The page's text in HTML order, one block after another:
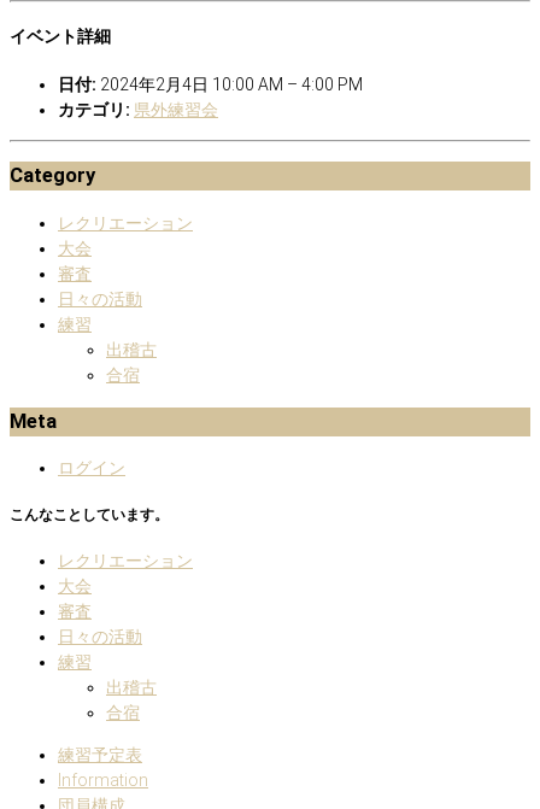
イベント詳細
日付: 2024年2月4日 10:00 AM – 4:00 PM
カテゴリ: 県外練習会
Category
レクリエーション
大会
審査
日々の活動
練習
出稽古
合宿
Meta
ログイン
こんなことしています。
レクリエーション
大会
審査
日々の活動
練習
出稽古
合宿
練習予定表
Information